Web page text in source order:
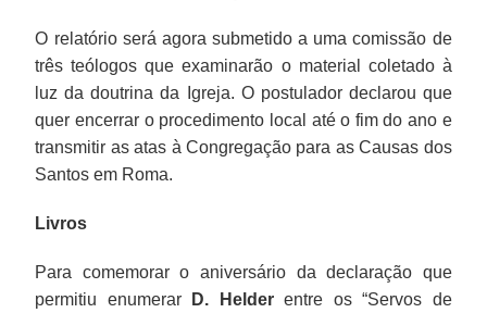
O relatório será agora submetido a uma comissão de
três teólogos que examinarão o material coletado à
luz da doutrina da Igreja. O postulador declarou que
quer encerrar o procedimento local até o fim do ano e
transmitir as atas à Congregação para as Causas dos
Santos em Roma.
Livros
Para comemorar o aniversário da declaração que
permitiu enumerar
D. Helderentre os “Servos de